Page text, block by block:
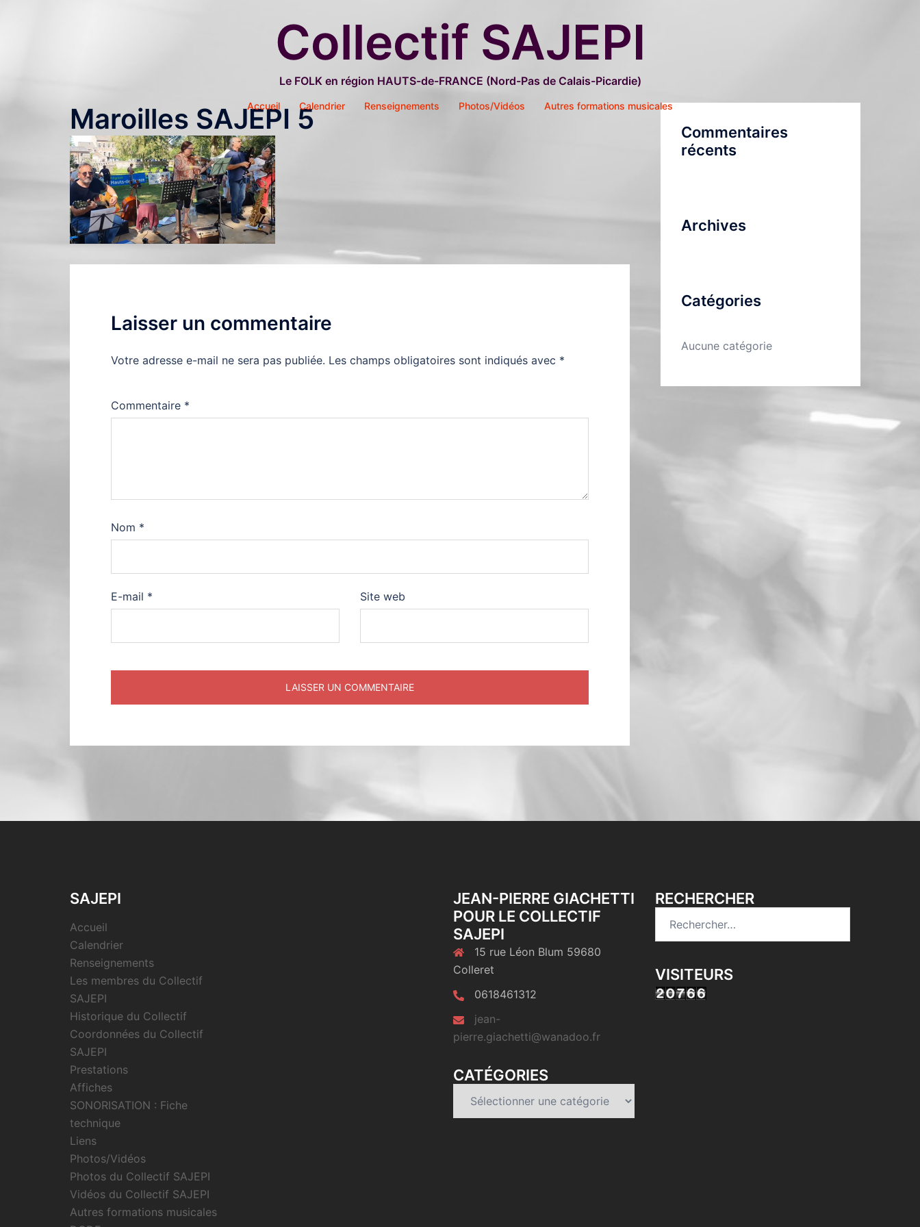
Collectif SAJEPI
Le FOLK en région HAUTS-de-FRANCE (Nord-Pas de Calais-Picardie)
Accueil Calendrier Renseignements Photos/Vidéos Autres formations musicales
Maroilles SAJEPI 5
Laisser un commentaire
Votre adresse e-mail ne sera pas publiée. Les champs obligatoires sont indiqués avec *
Commentaire *
Nom *
E-mail * Site web
Commentaires
récents
Archives
Catégories
Aucune catégorie
SAJEPI
Accueil
Calendrier
Renseignements
Les membres du Collectif
SAJEPI
Historique du Collectif
Coordonnées du Collectif
SAJEPI
Prestations
Affiches
SONORISATION : Fiche
technique
Liens
Photos/Vidéos
Photos du Collectif SAJEPI
Vidéos du Collectif SAJEPI
Autres formations musicales
JEAN-PIERRE GIACHETTI
POUR LE COLLECTIF
SAJEPI
15 rue Léon Blum 59680
Colleret
0618461312
jean-
pierre.giachetti@wanadoo.fr
CATÉGORIES
RECHERCHER
VISITEURS